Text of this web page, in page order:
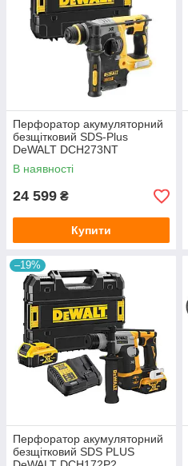
Перфоратор акумуляторний
безщітковий SDS-Plus
DeWALT DCH273NT
В наявності
24 599 ₴
Купити
–19%
Перфоратор акумуляторний
безщітковий SDS PLUS